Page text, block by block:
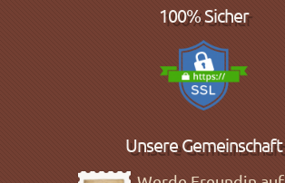
100% Sicher
Unsere Gemeinschaft